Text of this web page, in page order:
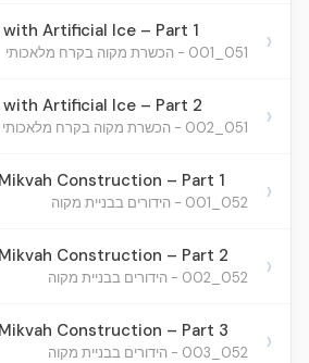
Artificial Ice – Part 1
051_001 - הכשרת מקוה בקרח מלאכותי ›
with Artificial Ice – Part 2
051_002 - הכשרת מקוה בקרח מלאכותי ›
Construction – Part 1
052_001 - הידורים בבניית מקוה ›
Construction – Part 2
052_002 - הידורים בבניית מקוה ›
Construction – Part 3
052_003 - הידורים בבניית מקוה ›